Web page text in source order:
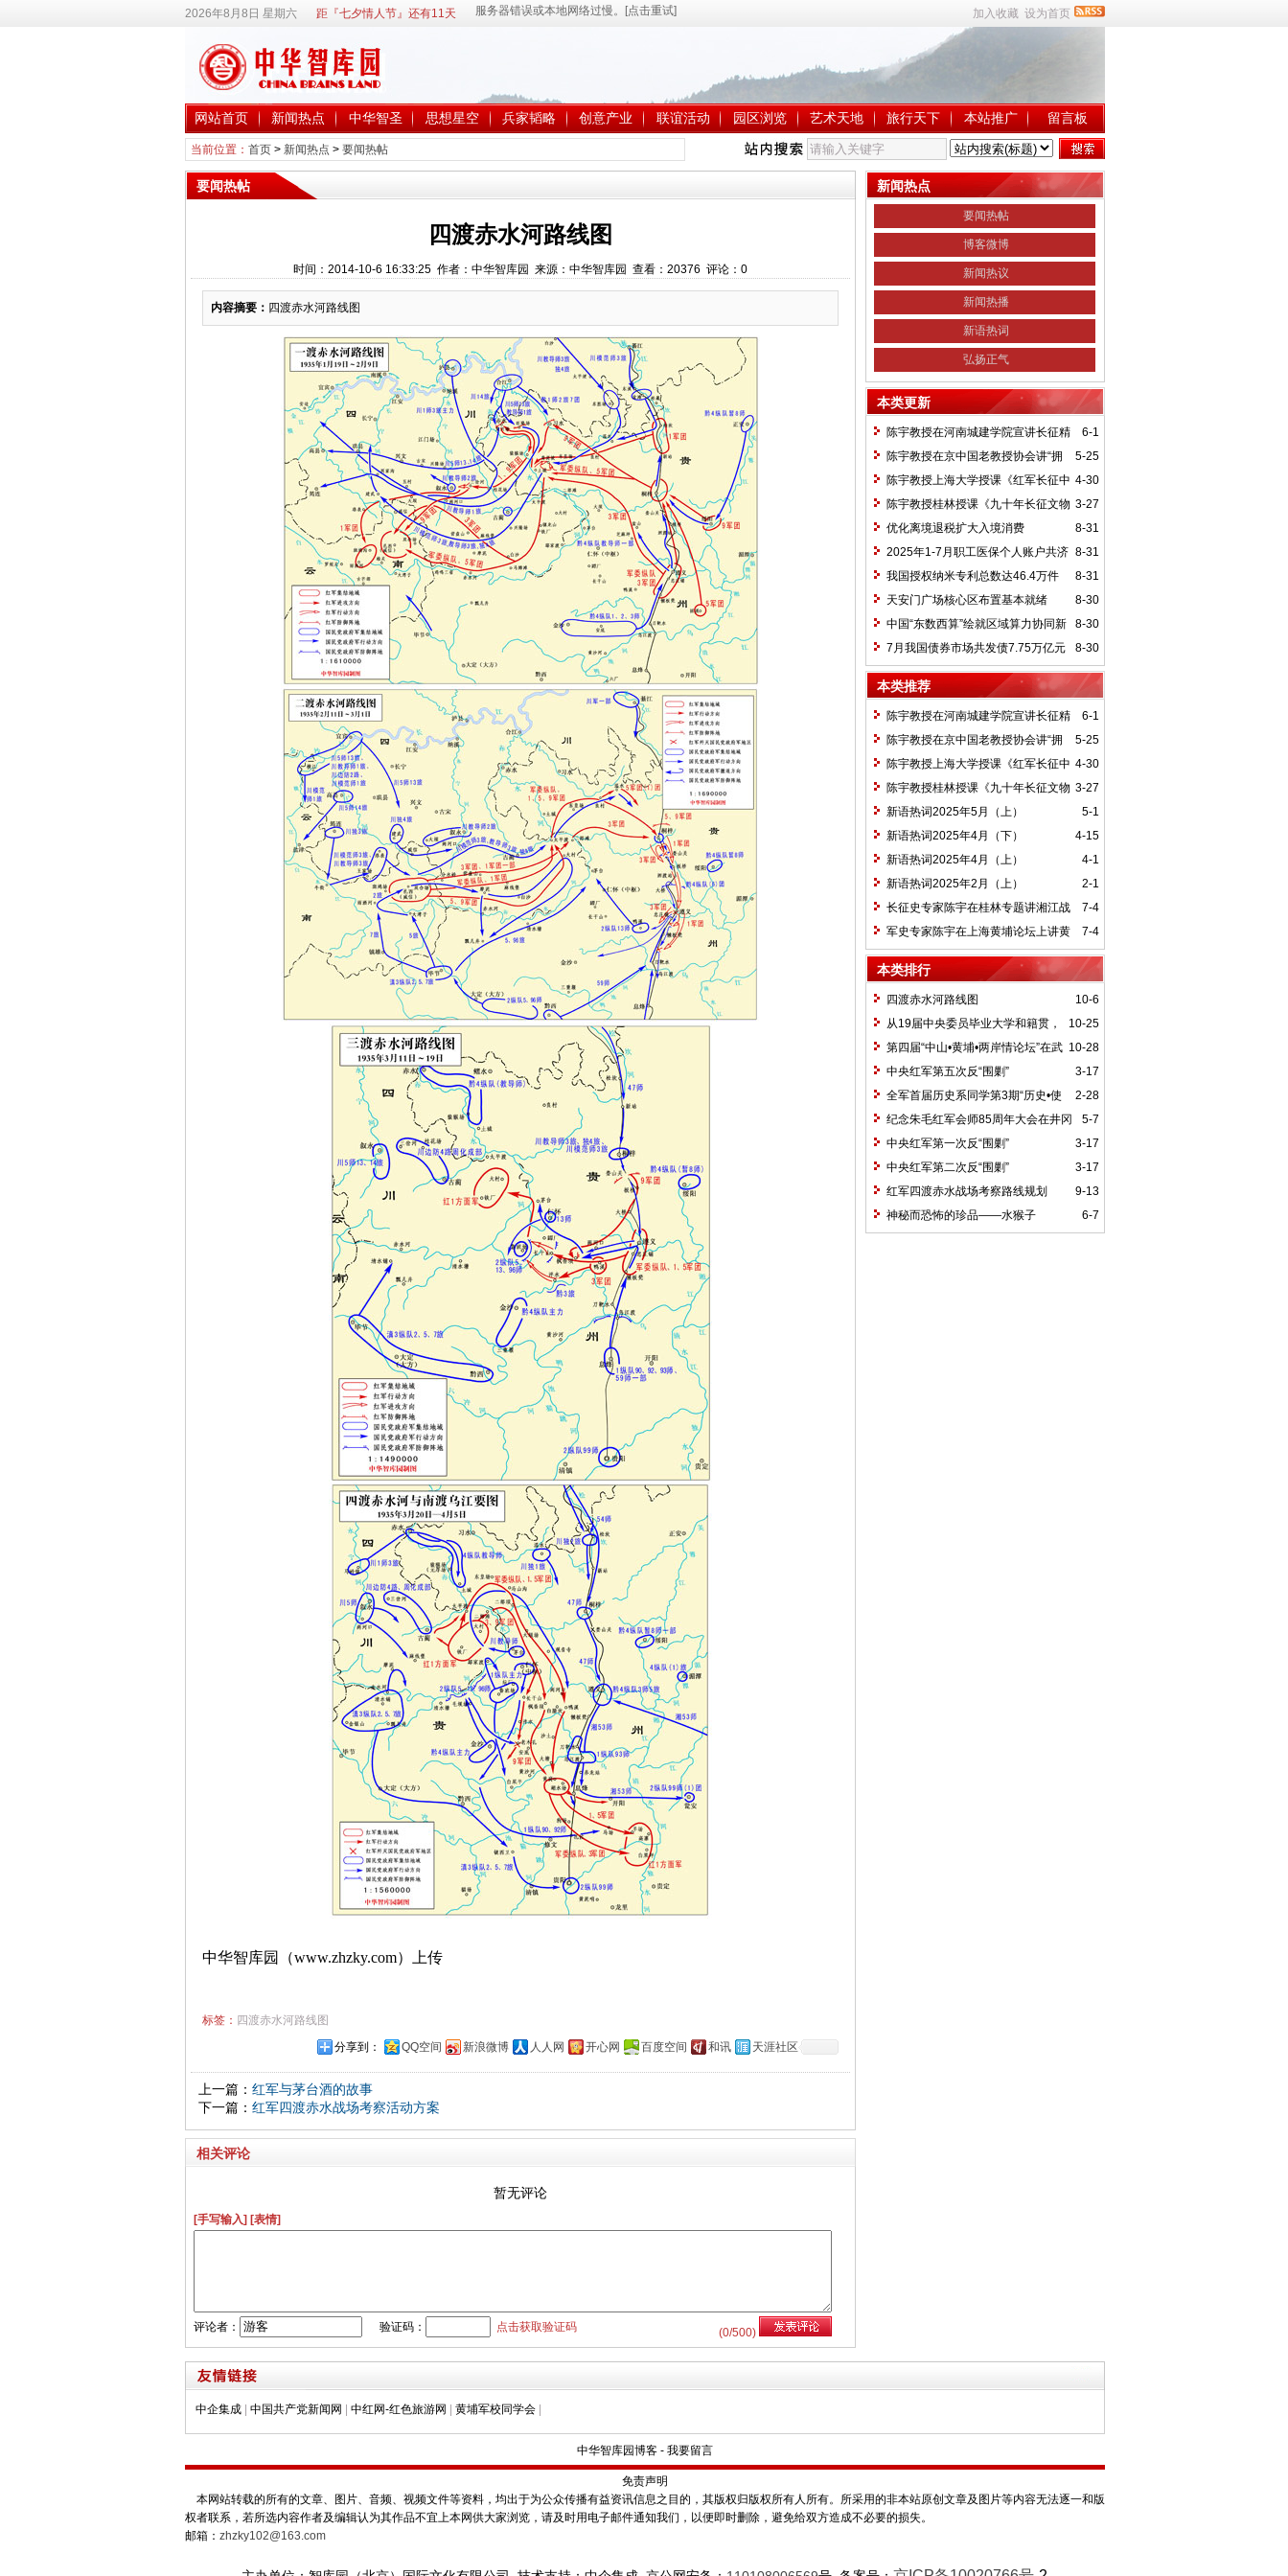
2026年8月8日 星期六 距『七夕情人节』还有11天 加入收藏 设为首页
网站首页 新闻热点 中华智圣 思想星空 兵家韬略 创意产业 联谊活动 园区浏览 艺术天地 旅行天下 本站推广 留言板
当前位置： 首页> 新闻热点 > 要闻热帖
要闻热帖
四渡赤水河路线图
时间：2014-10-6 16:33:25 作者：中华智库园 来源：中华智库园 查看： 20376 评论： 0
内容摘要： 四渡赤水河路线图
中华智库园（www.zhzky.com）上传
标签： 四渡赤水河路线图
分享到：
QQ空间 新浪微博 人人网 开心网 百度空间 和讯 天涯社区
上一篇： 红军与茅台酒的故事
下一篇： 红军四渡赤水战场考察活动方案
相关评论
暂无评论
[手写输入] [表情]
(0/500)
评论者： 验证码： 点击获取验证码
新闻热点
要闻热帖
博客微博
新闻热议
新闻热播
新语热词
弘扬正气
本类更新
6-1
陈宇教授在河南城建学院宣讲长征精
神及红25军长征史
5-25
陈宇教授在京中国老教授协会讲“拥
抱中华新文明”
4-30
陈宇教授上海大学授课《红军长征中
的黄埔师生》
3-27
陈宇教授桂林授课《九十年长征文物
鉴赏》
8-31
优化离境退税扩大入境消费
8-31
2025年1-7月职工医保个人账户共济
2.31亿人次 共济金额304.57亿元
8-31
我国授权纳米专利总数达46.4万件
8-30
天安门广场核心区布置基本就绪
8-30
中国“东数西算”绘就区域算力协同新
图景
8-30
7月我国债券市场共发债7.75万亿元
本类推荐
6-1
陈宇教授在河南城建学院宣讲长征精
神及红25军长征史
5-25
陈宇教授在京中国老教授协会讲“拥
抱中华新文明”
4-30
陈宇教授上海大学授课《红军长征中
的黄埔师生》
3-27
陈宇教授桂林授课《九十年长征文物
鉴赏》
5-1
新语热词2025年5月（上）
4-15
新语热词2025年4月（下）
4-1
新语热词2025年4月（上）
2-1
新语热词2025年2月（上）
7-4
长征史专家陈宇在桂林专题讲湘江战
役精神
7-4
军史专家陈宇在上海黄埔论坛上讲黄
埔精神与国家统一大业
本类排行
10-6
四渡赤水河路线图
10-25
从19届中央委员毕业大学和籍贯，
看当代中国文化区域积淀
10-28
第四届“中山•黄埔•两岸情论坛”在武
汉举行
3-17
中央红军第五次反“围剿”
2-28
全军首届历史系同学第3期“历史•使
命”论坛纪要
5-7
纪念朱毛红军会师85周年大会在井冈
山召开
3-17
中央红军第一次反“围剿”
3-17
中央红军第二次反“围剿”
9-13
红军四渡赤水战场考察路线规划
6-7
神秘而恐怖的珍品——水猴子
中企集成 中国共产党新闻网 中红网-红色旅游网 黄埔军校同学会
中华智库园博客- 我要留言
免责声明
本网站转载的所有的文章、图片、音频、视频文件等资料，均出于为公众传播有益资讯信息之目的，其版权归版权所有人所有。所采用的非本站原创文章及图片等内容无法逐一和版
权者联系，若所选内容作者及编辑认为其作品不宜上本网供大家浏览，请及时用电子邮件通知我们，以便即时删除，避免给双方造成不必要的损失。
邮箱： zhzky102@163.com